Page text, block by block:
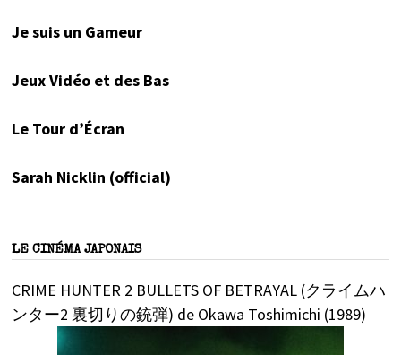
Je suis un Gameur
Jeux Vidéo et des Bas
Le Tour d’Écran
Sarah Nicklin (official)
LE CINÉMA JAPONAIS
CRIME HUNTER 2 BULLETS OF BETRAYAL (クライムハ
ンター2 裏切りの銃弾) de Okawa Toshimichi (1989)